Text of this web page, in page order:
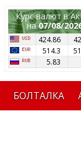
Курс валют в
на07/08/
424.86
514.3
5.83
БОЛТАЛКА